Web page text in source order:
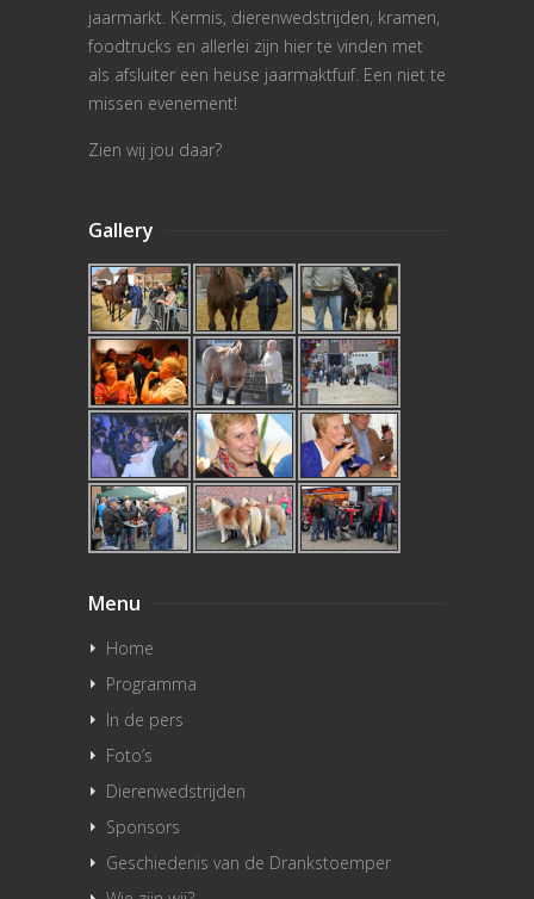
jaarmarkt. Kermis, dierenwedstrijden, kramen,
foodtrucks en allerlei zijn hier te vinden met
als afsluiter een heuse jaarmaktfuif. Een niet te
missen evenement!
Zien wij jou daar?
Gallery
Menu
Home
Programma
In de pers
Foto’s
Dierenwedstrijden
Sponsors
Geschiedenis van de Drankstoemper